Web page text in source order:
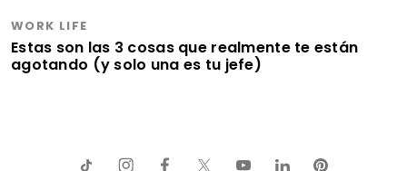
WORK LIFE
Estas son las 3 cosas que realmente te están
agotando (y solo una es tu jefe)